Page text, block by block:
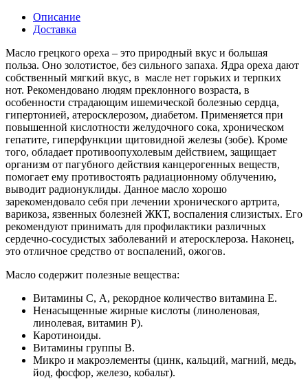
Описание
Доставка
Масло грецкого ореха – это природный вкус и большая
польза. Оно золотистое, без сильного запаха. Ядра ореха дают
собственный мягкий вкус, в масле нет горьких и терпких
нот. Рекомендовано людям преклонного возраста, в
особенности страдающим ишемической болезнью сердца,
гипертонией, атеросклерозом, диабетом. Применяется при
повышенной кислотности желудочного сока, хроническом
гепатите, гиперфункции щитовидной железы (зобе). Кроме
того, обладает противоопухолевым действием, защищает
организм от пагубного действия канцерогенных веществ,
помогает ему противостоять радиационному облучению,
выводит радионуклиды. Данное масло хорошо
зарекомендовало себя при лечении хронического артрита,
варикоза, язвенных болезней ЖКТ, воспаления слизистых. Его
рекомендуют принимать для профилактики различных
сердечно-сосудистых заболеваний и атеросклероза. Наконец,
это отличное средство от воспалений, ожогов.
Масло содержит полезные вещества:
Витамины С, А, рекордное количество витамина Е.
Ненасыщенные жирные кислоты (линоленовая,
линолевая, витамин Р).
Каротиноиды.
Витамины группы В.
Микро и макроэлементы (цинк, кальций, магний, медь,
йод, фосфор, железо, кобальт).